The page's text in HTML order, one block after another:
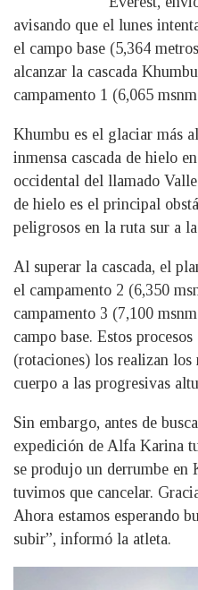
avisando que el lunes
el campo base (5,364
alcanzar la cascada
campamento 1 (6,065
Khumbu es el glaciar más
inmensa cascada de hielo
occidental del llamado
de hielo es el principal
peligrosos en la ruta sur a
Al superar la cascada, el
el campamento 2 (6,350
campamento 3 (7,100
campo base. Estos
(rotaciones) los realizan
cuerpo a las progresivas
Sin embargo, antes de
expedición de Alfa Karina
se produjo un derrumbe en
tuvimos que cancelar.
Ahora estamos esperando
subir”, informó la atleta.